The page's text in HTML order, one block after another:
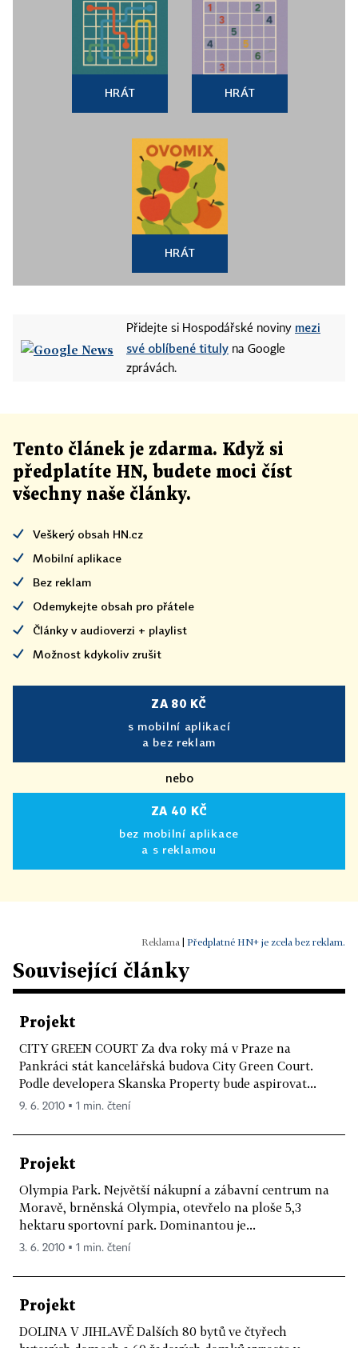
HRÁT HRÁT
HRÁT
Přidejte si Hospodářské noviny mezi
své oblíbené tituly na Google
zprávách.
Tento článek je zdarma. Když si
předplatíte HN, budete moci číst
všechny naše články.
Veškerý obsah HN.cz
Mobilní aplikace
Bez reklam
Odemykejte obsah pro přátele
Články v audioverzi + playlist
Možnost kdykoliv zrušit
ZA 80 KČ
s mobilní aplikací
a bez reklam
nebo
ZA 40 KČ
bez mobilní aplikace
a s reklamou
Předplatné HN+ je zcela bez reklam.
Související články
Projekt
CITY GREEN COURT Za dva roky má v Praze na
Pankráci stát kancelářská budova City Green Court.
Podle developera Skanska Property bude aspirovat...
9. 6. 2010 ▪ 1 min. čtení
Projekt
Olympia Park. Největší nákupní a zábavní centrum na
Moravě, brněnská Olympia, otevřelo na ploše 5,3
hektaru sportovní park. Dominantou je...
3. 6. 2010 ▪ 1 min. čtení
Projekt
DOLINA V JIHLAVĚ Dalších 80 bytů ve čtyřech